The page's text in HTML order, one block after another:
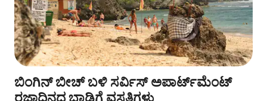
ಬಿಂಗಿನ್ ಬೀಚ್ ಬಳಿ ಸರ್ವಿಸ್ ಅಪಾರ್ಟ್‌ಮೆಂಟ್